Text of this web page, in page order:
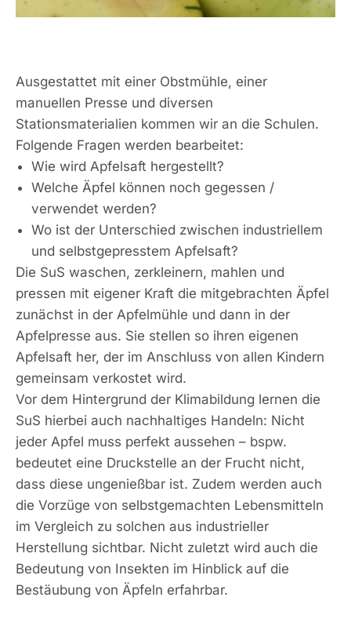
Ausgestattet mit einer Obstmühle, einer
manuellen Presse und diversen
Stationsmaterialien kommen wir an die Schulen.
Folgende Fragen werden bearbeitet:
Wie wird Apfelsaft hergestellt?
Welche Äpfel können noch gegessen /
verwendet werden?
Wo ist der Unterschied zwischen industriellem
und selbstgepresstem Apfelsaft?
Die SuS waschen, zerkleinern, mahlen und
pressen mit eigener Kraft die mitgebrachten Äpfel
zunächst in der Apfelmühle und dann in der
Apfelpresse aus. Sie stellen so ihren eigenen
Apfelsaft her, der im Anschluss von allen Kindern
gemeinsam verkostet wird.
Vor dem Hintergrund der Klimabildung lernen die
SuS hierbei auch nachhaltiges Handeln: Nicht
jeder Apfel muss perfekt aussehen – bspw.
bedeutet eine Druckstelle an der Frucht nicht,
dass diese ungenießbar ist. Zudem werden auch
die Vorzüge von selbstgemachten Lebensmitteln
im Vergleich zu solchen aus industrieller
Herstellung sichtbar. Nicht zuletzt wird auch die
Bedeutung von Insekten im Hinblick auf die
Bestäubung von Äpfeln erfahrbar.